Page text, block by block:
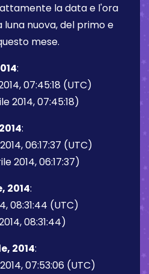
la data e l'ora
luna nuova, del primo e
mese.
:
07:45:18 (UTC)
2014, 07:45:18)
:
06:17:37 (UTC)
2014, 06:17:37)
2014:
08:31:44 (UTC)
08:31:44)
2014:
07:53:06 (UTC)